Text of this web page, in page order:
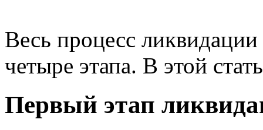
Весь процесс
четыре этапа. В этой
Первый этап